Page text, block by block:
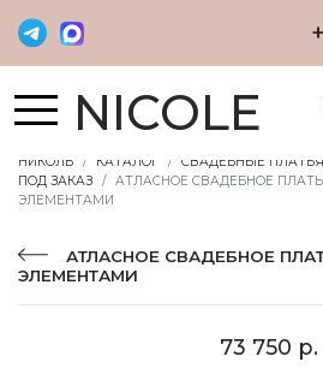
NICOLE
НИКОЛЬ КАТАЛОГ СВАДЕБНЫЕ ПЛАТЬЯ
ПОД ЗАКАЗ
АТЛАСНОЕ СВАДЕБНОЕ
ЭЛЕМЕНТАМИ
АТЛАСНОЕ СВАДЕБНОЕ
ЭЛЕМЕНТАМИ
73 750 р.